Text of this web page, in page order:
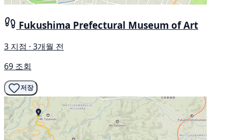
Fukushima Prefectural Museum of Art
3 지점 · 3개월 전
69 조회
저장